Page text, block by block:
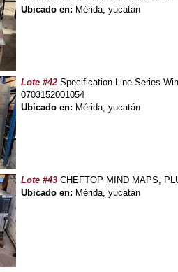
Ubicado en: Mérida, yucatán
Lote #42 Specification Line Series
0703152001054
Ubicado en: Mérida, yucatán
Lote #43 CHEFTOP MIND MAPS,
Ubicado en: Mérida, yucatán